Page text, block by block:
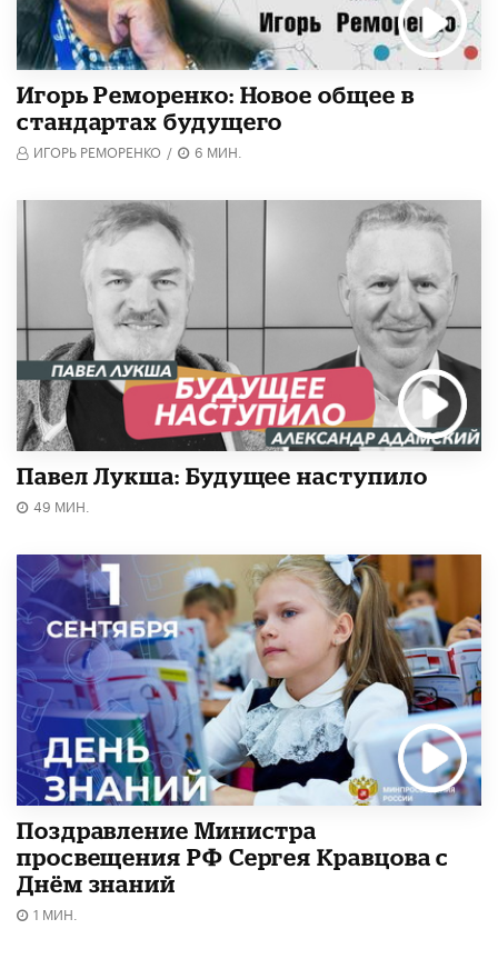
Игорь Реморенко: Новое общее в
стандартах будущего
ИГОРЬ РЕМОРЕНКО / 6 МИН.
Павел Лукша: Будущее наступило
49 МИН.
Поздравление Министра
просвещения РФ Сергея Кравцова с
Днём знаний
1 МИН.